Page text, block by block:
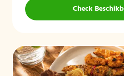
Check